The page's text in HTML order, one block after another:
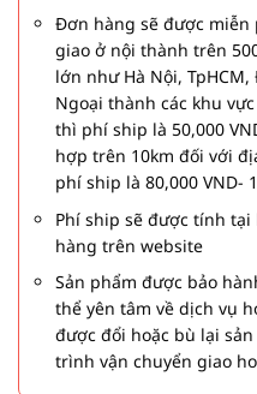
Đơn hàng sẽ được
giao ở nội thành trên
lớn như Hà Nội,
Ngoại thành các khu
thì phí ship là 50,000
hợp trên 10km đối với
phí ship là 80,000 VND-
Phí ship sẽ được tính
hàng trên website
Sản phẩm được bảo
thể yên tâm về dịch vụ
được đổi hoặc bù lại
trình vận chuyển giao